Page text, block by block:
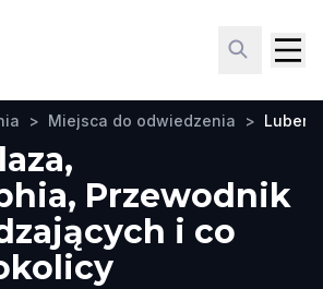
> Miejsca do odwiedzenia > Lubert
Przewodnik
i co